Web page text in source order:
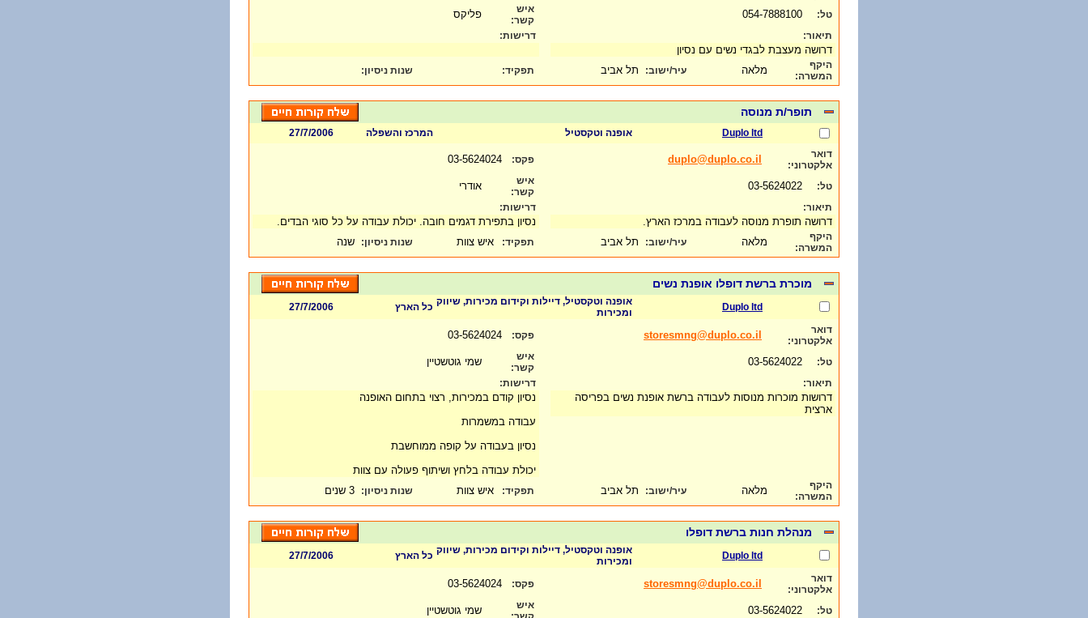
טל:
איש
קשר:
פליקס
תיאור:
דרושה מעצבת לבגדי נשים עם נסיון
דרישות:
היקף
המשרה:
מלאה עיר/ישוב: תל אביב תפקיד: שנות ניסיון:
תופר/ת מנוסה
Duplo ltd אופנה וטקסטיל המרכז והשפלה
27/7/2006
דואר
אלקטרוני:
duplo@duplo.co.il פקס:
טל:
איש
קשר:
אודרי
תיאור:
דרושה תופרת מנוסה לעבודה במרכז הארץ.
דרישות:
נסיון בתפירת דגמים חובה. יכולת עבודה על כל סוגי הבדים.
היקף
המשרה:
מלאה עיר/ישוב: תל אביב תפקיד: איש צוות שנות ניסיון: שנה
מוכרת ברשת דופלו אופנת נשים
Duplo ltd
אופנה וטקסטיל, דיילות וקידום מכירות, שיווק
ומכירות
כל הארץ
27/7/2006
דואר
אלקטרוני:
storesmng@duplo.co.il פקס:
טל:
איש
קשר:
שמי גוטשטיין
תיאור:
דרושות מוכרות מנוסות לעבודה ברשת אופנת נשים בפריסה
ארצית
דרישות:
נסיון קודם במכירות, רצוי בתחום האופנה
עבודה במשמרות
נסיון בעבודה על קופה ממוחשבת
יכולת עבודה בלחץ ושיתוף פעולה עם צוות
היקף
המשרה:
מלאה עיר/ישוב: תל אביב תפקיד: איש צוות שנות ניסיון: 3 שנים
מנהלת חנות ברשת דופלו
Duplo ltd
אופנה וטקסטיל, דיילות וקידום מכירות, שיווק
ומכירות
כל הארץ
27/7/2006
דואר
אלקטרוני:
storesmng@duplo.co.il פקס:
טל:
איש
שמי גוטשטיין